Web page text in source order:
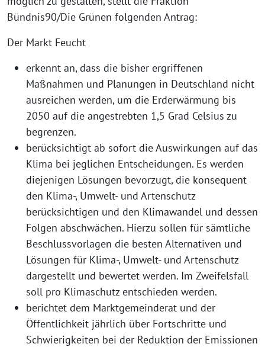
Bündnis90/Die Grünen folgenden Antrag:
Der Markt Feucht
erkennt an, dass die bisher ergriffenen
Maßnahmen und Planungen in Deutschland nicht
ausreichen werden, um die Erderwärmung bis
2050 auf die angestrebten 1,5 Grad Celsius zu
begrenzen.
berücksichtigt ab sofort die Auswirkungen auf das
Klima bei jeglichen Entscheidungen. Es werden
diejenigen Lösungen bevorzugt, die konsequent
den Klima-, Umwelt- und Artenschutz
berücksichtigen und den Klimawandel und dessen
Folgen abschwächen. Hierzu sollen für sämtliche
Beschlussvorlagen die besten Alternativen und
Lösungen für Klima-, Umwelt- und Artenschutz
dargestellt und bewertet werden. Im Zweifelsfall
soll pro Klimaschutz entschieden werden.
berichtet dem Marktgemeinderat und der
Öffentlichkeit jährlich über Fortschritte und
Schwierigkeiten bei der Reduktion der Emissionen